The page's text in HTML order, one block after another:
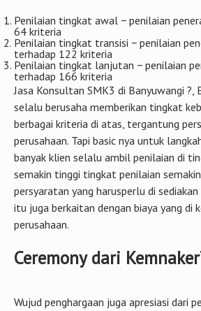
Penilaian tingkat awal − penilaian
64 kriteria
Penilaian tingkat transisi − penilaian
terhadap 122 kriteria
Penilaian tingkat lanjutan − penilaian
terhadap 166 kriteria
Jasa Konsultan SMK3 di Banyuwangi ?,
selalu berusaha memberikan tingkat
berbagai kriteria di atas, tergantung
perusahaan. Tapi basic nya untuk
banyak klien selalu ambil penilaian di
semakin tinggi tingkat penilaian
persyaratan yang harusperlu di
itu juga berkaitan dengan biaya yang di
perusahaan.
Ceremony dari
Wujud penghargaan juga apresiasi dari